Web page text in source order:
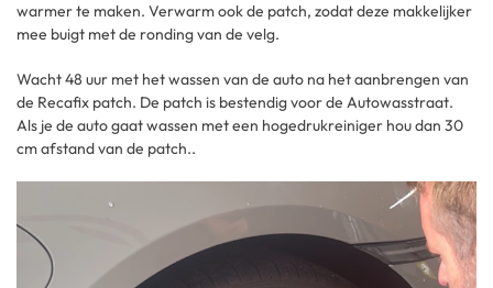
warmer te maken. Verwarm ook de patch, zodat deze makkelijker
mee buigt met de ronding van de velg.
Wacht 48 uur met het wassen van de auto na het aanbrengen van
de Recafix patch. De patch is bestendig voor de Autowasstraat.
Als je de auto gaat wassen met een hogedrukreiniger hou dan 30
cm afstand van de patch..